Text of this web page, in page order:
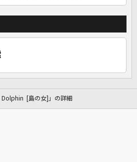
Dolphin [島の女]」の詳細